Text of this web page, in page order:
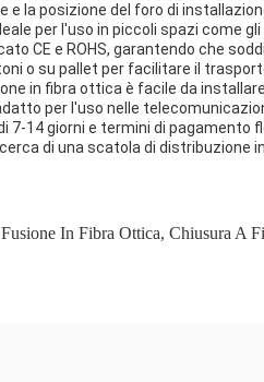
e la posizione del foro di
per l'uso in piccoli spazi come
CE e ROHS, garantendo che
o su pallet per facilitare il
in fibra ottica è facile da
per l'uso nelle
7-14 giorni e termini di pagamento
di una scatola di distribuzione
In Fibra Ottica, Chiusura A